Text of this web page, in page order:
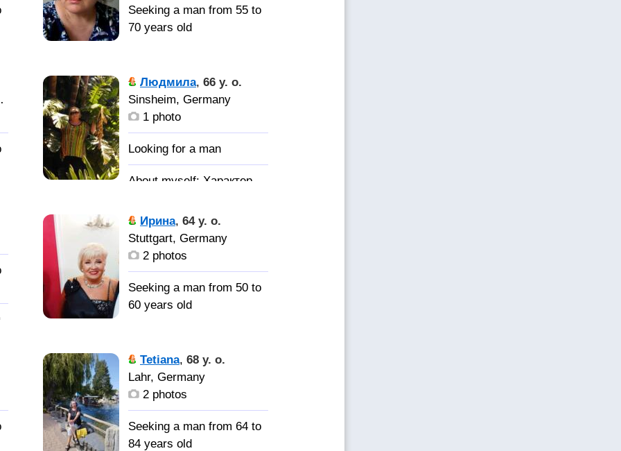
вернуться на родину.
Seeking a man from 55 to
70 years old
на переезд
Друга
Людмила, 66 y. o.
Sinsheim, Germany
1 photo
Характер
общительная. Люблю
домашний уют, с
удовольствием готовлю.
Ирина, 64 y. o.
Stuttgart, Germany
2 photos
Seeking a man from 50 to
60 years old
для создания семьи
Tetiana, 68 y. o.
Lahr, Germany
2 photos
Seeking a man from 64 to
84 years old